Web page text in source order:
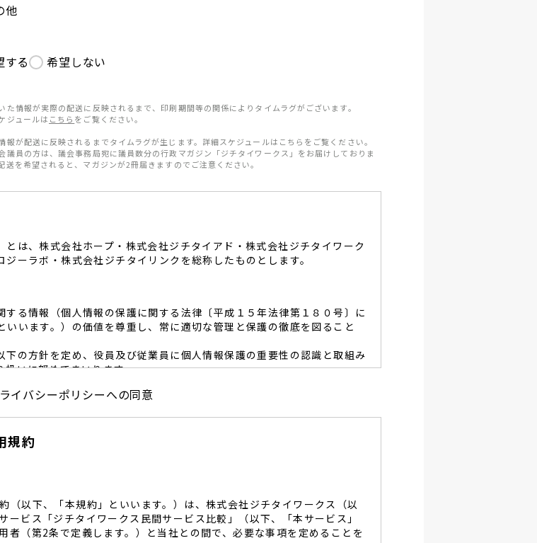
他
する 希望しない
た情報が実際の配送に反映されるまで、印刷期間等の関係によりタイムラグがございます。
ジュールは こちら をご覧ください。
報が配送に反映されるまでタイムラグが生じます。詳細スケジュールはこちらをご覧ください。
議員の方は、議会事務局宛に議員数分の行政マガジン「ジチタイワークス」をお届けしておりま
送を希望されると、マガジンが2冊届きますのでご注意ください。
は、株式会社ホープ・株式会社ジチタイアド・株式会社ジチタイワーク
ーラボ・株式会社ジチタイリンクを総称したものとします。
る情報（個人情報の保護に関する法律〔平成１５年法律第１８０号〕に
います。）の価値を尊重し、常に適切な管理と保護の徹底を図ること
の方針を定め、役員及び従業員に個人情報保護の重要性の認識と取組み
いに努めてまいります。
規範を遵守するとともに、本ポリシーの内容を適宜見直し、その改善と
目的の範囲内で利用を致します。
安全に保つとともに、不正アクセス・紛失・破壊・改竄・漏洩等に対す
かつ適切な措置を講じます。
ジメントシステムを定め、組織体制を整備し、役員及び従業員に徹底致
イバシーポリシーへの同意
規約
（以下、「本規約」といいます。）は、株式会社ジチタイワークス（以
ビス「ジチタイワークス民間サービス比較」（以下、「本サービス」
者（第2条で定義します。）と当社との間で、必要な事項を定めることを